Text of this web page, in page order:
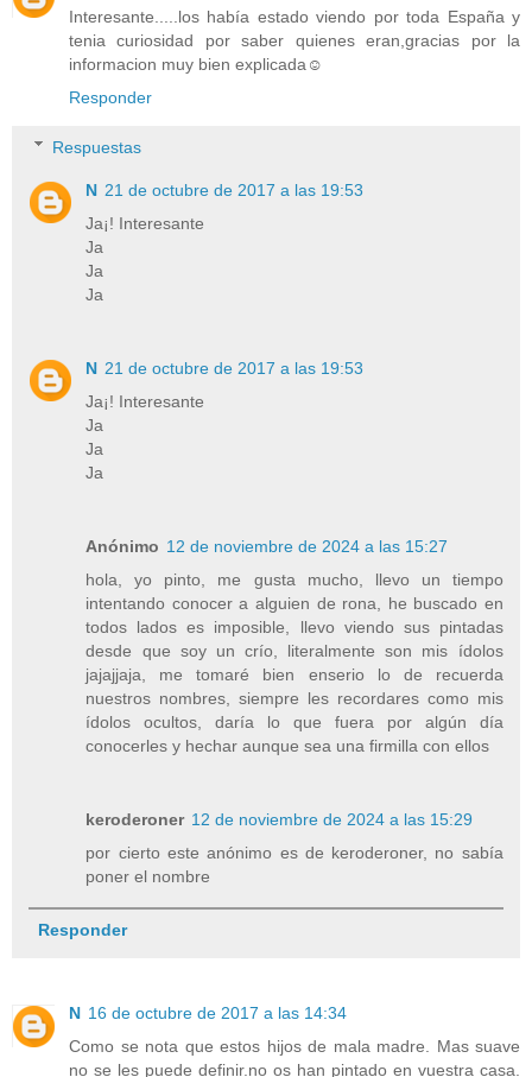
Interesante.....los había estado viendo por toda España y
tenia curiosidad por saber quienes eran,gracias por la
informacion muy bien explicada☺
Responder
Respuestas
N 21 de octubre de 2017 a las 19:53
Ja¡! Interesante
Ja
Ja
Ja
N 21 de octubre de 2017 a las 19:53
Ja¡! Interesante
Ja
Ja
Ja
Anónimo 12 de noviembre de 2024 a las 15:27
hola, yo pinto, me gusta mucho, llevo un tiempo
intentando conocer a alguien de rona, he buscado en
todos lados es imposible, llevo viendo sus pintadas
desde que soy un crío, literalmente son mis ídolos
jajajjaja, me tomaré bien enserio lo de recuerda
nuestros nombres, siempre les recordares como mis
ídolos ocultos, daría lo que fuera por algún día
conocerles y hechar aunque sea una firmilla con ellos
keroderoner 12 de noviembre de 2024 a las 15:29
por cierto este anónimo es de keroderoner, no sabía
poner el nombre
Responder
N 16 de octubre de 2017 a las 14:34
Como se nota que estos hijos de mala madre. Mas suave
no se les puede definir.no os han pintado en vuestra casa.